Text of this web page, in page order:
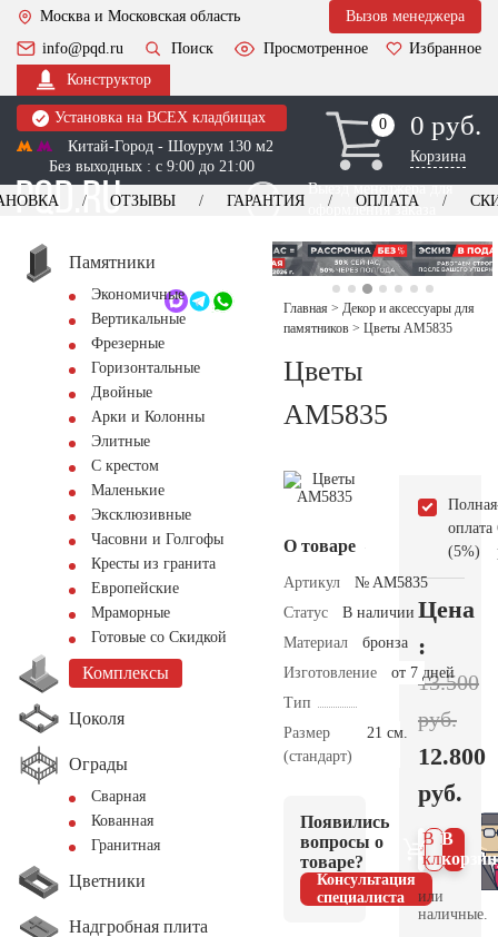
Москва и Московская область
Вызов менеджера
info@pqd.ru
Поиск Просмотренное
Избранное
Конструктор
Установка на ВСЕХ кладбищах
Китай-Город - Шоурум 130 м2
Без выходных : с 9:00 до 21:00
0
0 0 руб.
Корзина
Выезд менеджера для
оформления заказа
+7 (495) 518-44-23
Обратный звонок
ОТЗЫВЫ ГАРАНТИЯ ОПЛАТА
Памятники
Экономичные
Вертикальные
Фрезерные
Горизонтальные
Двойные
Арки и Колонны
Элитные
С крестом
Маленькие
Эксклюзивные
Часовни и Голгофы
Кресты из гранита
Европейские
Мраморные
Готовые со Скидкой
Комплексы
Цоколя
Ограды
Сварная
Кованная
Гранитная
Цветники
Надгробная плита
Главная > Декор и аксессуары для
памятников > Цветы AM5835
Цветы
AM5835
О товаре
Артикул
№ AM5835
Статус
В наличии
Материал
бронза
Изготовление
от 7 дней
Тип
Размер
(стандарт)
21 см.
Появились
вопросы о
товаре?
Консультация
специалиста
Полная
оплата
(5%)
Цена
:
13.500
руб.
12.800
руб.
В
В 1
клик
или
наличные.